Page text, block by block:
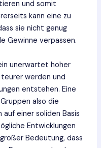
und somit
kann eine zu
sie nicht genug
Gewinne verpassen.
unerwartet hoher
werden und
entstehen. Eine
also die
einer soliden Basis
Entwicklungen
Bedeutung, dass